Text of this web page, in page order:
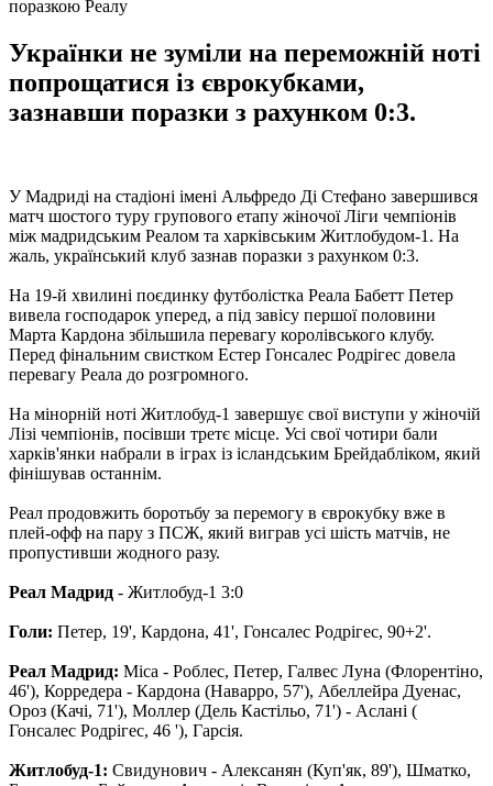
Українки не зуміли на переможній ноті
попрощатися із єврокубками,
зазнавши поразки з рахунком 0:3.
У Мадриді на стадіоні імені Альфредо Ді Стефано завершився
матч шостого туру групового етапу жіночої Ліги чемпіонів
між мадридським Реалом та харківським Житлобудом-1. На
жаль, український клуб зазнав поразки з рахунком 0:3.
На 19-й хвилині поєдинку футболістка Реала Бабетт Петер
вивела господарок уперед, а під завісу першої половини
Марта Кардона збільшила перевагу королівського клубу.
Перед фінальним свистком Естер Гонсалес Родрігес довела
перевагу Реала до розгромного.
На мінорній ноті Житлобуд-1 завершує свої виступи у жіночій
Лізі чемпіонів, посівши третє місце. Усі свої чотири бали
харків'янки набрали в іграх із ісландським Брейдабліком, який
фінішував останнім.
Реал продовжить боротьбу за перемогу в єврокубку вже в
плей-офф на пару з ПСЖ, який виграв усі шість матчів, не
пропустивши жодного разу.
Реал Мадрид - Житлобуд-1 3:0
Голи: Петер, 19', Кардона, 41', Гонсалес Родрігес, 90+2'.
Реал Мадрид: Міса - Роблес, Петер, Галвес Луна (Флорентіно,
46'), Корредера - Кардона (Наварро, 57'), Абеллейра Дуенас,
Ороз (Качі, 71'), Моллер (Дель Кастільо, 71') - Аслані (
Гонсалес Родрігес, 46 '), Гарсія.
Житлобуд-1: Свидунович - Алексанян (Куп'як, 89'), Шматко,